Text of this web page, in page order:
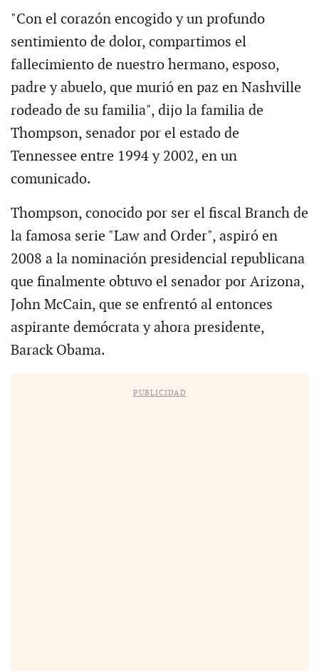
"Con el corazón encogido y un profundo
sentimiento de dolor, compartimos el
fallecimiento de nuestro hermano, esposo,
padre y abuelo, que murió en paz en Nashville
rodeado de su familia", dijo la familia de
Thompson, senador por el estado de
Tennessee entre 1994 y 2002, en un
comunicado.
Thompson, conocido por ser el fiscal Branch de
la famosa serie "Law and Order", aspiró en
2008 a la nominación presidencial republicana
que finalmente obtuvo el senador por Arizona,
John McCain, que se enfrentó al entonces
aspirante demócrata y ahora presidente,
Barack Obama.
PUBLICIDAD